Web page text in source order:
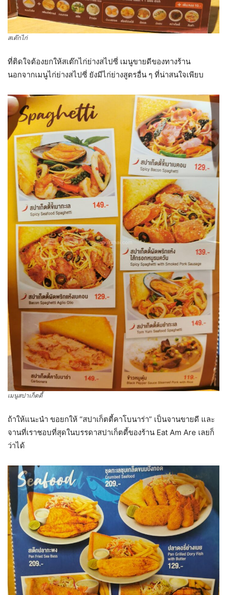
สเต๊กไก่
ที่ติดใจต้องยกให้สเต๊กไก่ย่างสไปซี่ เมนูขายดีของทางร้าน
นอกจากเมนูไก่ย่างสไปซี่ ยังมีไก่ย่างสูตรอื่น ๆ ที่น่าสนใจเพียบ
เมนูสปาเก็ตตี้
ถ้าให้แนะนำ ขอยกให้ “สปาเก็ตตี้คาโบนาร่า” เป็นจานขายดี และ
จานที่เราชอบที่สุดในบรรดาสปาเก็ตตี้ของร้าน Eat Am Are เลยก็
ว่าได้